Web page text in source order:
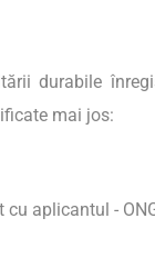
durabile
mai jos:
aplicantul -